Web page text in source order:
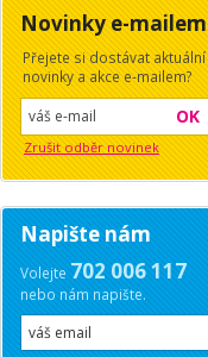
Novinky e-mailem
Přejete si dostávat aktuální
novinky a akce e-mailem?
OK
Zrušit odběr novinek
Napište nám
Volejte702 006 117
nebo nám napište.